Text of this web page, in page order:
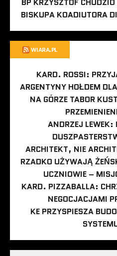
BISKUPA KOADIUTORA
WIARA.PL
KARD. ROSSI:
ARGENTYNY HOŁDEM
NA GÓRZE TABOR
ANDRZEJ LEWEK:
ARCHITEKT, NIE
RZADKO UŻYWAJĄ
UCZNIOWIE –
KARD. PIZZABALLA:
NEGOCJACJAMI
KE PRZYSPIESZA